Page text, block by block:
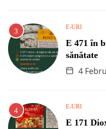
E-URI
E 471 în
sănătate
4
E-URI
E 171